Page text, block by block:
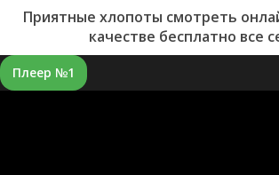
Приятные хлопоты смотреть
качестве бесплатно все
Плеер №1